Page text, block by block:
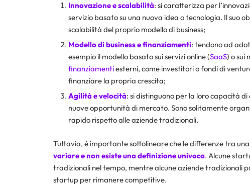
Innovazione e scalabilità: si caratterizza per
servizio basato su una nuova idea o tecnologia. Il suo
scalabilità del proprio modello di business;
Modello di business e finanziamenti: tendono ad
esempio il modello basato sui servizi online (SaaS) o sui
finanziamentiesterni, come investitori o fondi di
finanziare la propria crescita;
Agilità e velocità: si distinguono per la loro capacità
nuove opportunità di mercato. Sono solitamente
rapido rispetto alle aziende tradizionali.
Tuttavia, è importante sottolineare che le differenze tra
variare e non esiste una definizione univoca. Alcune
tradizionali nel tempo, mentre alcune aziende tradizionali
startup per rimanere competitive.